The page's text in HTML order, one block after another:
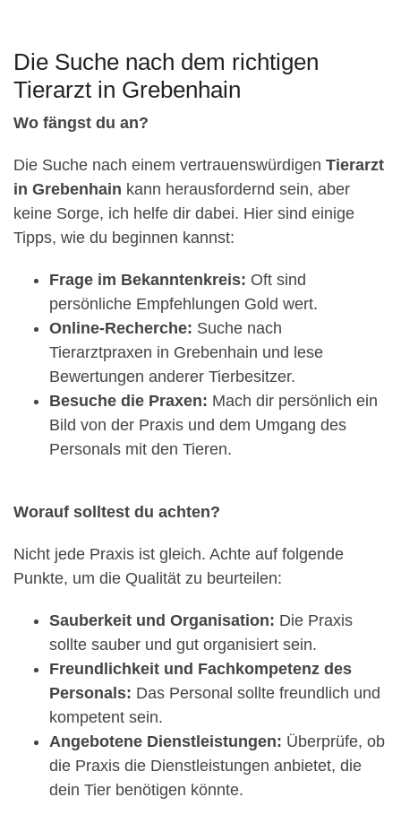
Die Suche nach dem richtigen
Tierarzt in Grebenhain
Wo fängst du an?
Die Suche nach einem vertrauenswürdigen Tierarzt
in Grebenhain kann herausfordernd sein, aber
keine Sorge, ich helfe dir dabei. Hier sind einige
Tipps, wie du beginnen kannst:
Frage im Bekanntenkreis: Oft sind
persönliche Empfehlungen Gold wert.
Online-Recherche: Suche nach
Tierarztpraxen in Grebenhain und lese
Bewertungen anderer Tierbesitzer.
Besuche die Praxen: Mach dir persönlich ein
Bild von der Praxis und dem Umgang des
Personals mit den Tieren.
Worauf solltest du achten?
Nicht jede Praxis ist gleich. Achte auf folgende
Punkte, um die Qualität zu beurteilen:
Sauberkeit und Organisation: Die Praxis
sollte sauber und gut organisiert sein.
Freundlichkeit und Fachkompetenz des
Personals: Das Personal sollte freundlich und
kompetent sein.
Angebotene Dienstleistungen: Überprüfe, ob
die Praxis die Dienstleistungen anbietet, die
dein Tier benötigen könnte.